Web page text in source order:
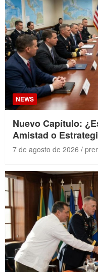
NEWS
Nuevo Capítulo:
Amistad o
7 de agosto de 2026